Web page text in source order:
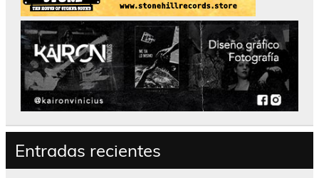
Entradas recientes